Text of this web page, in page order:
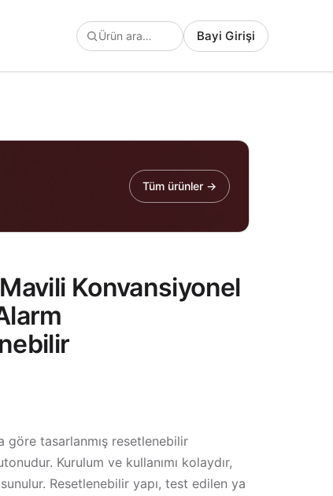
Bayi Girişi
Tüm ürünler →
Konvansiyonel
göre tasarlanmış resetlenebilir
Kurulum ve kullanımı kolaydır,
Resetlenebilir yapı, test edilen ya